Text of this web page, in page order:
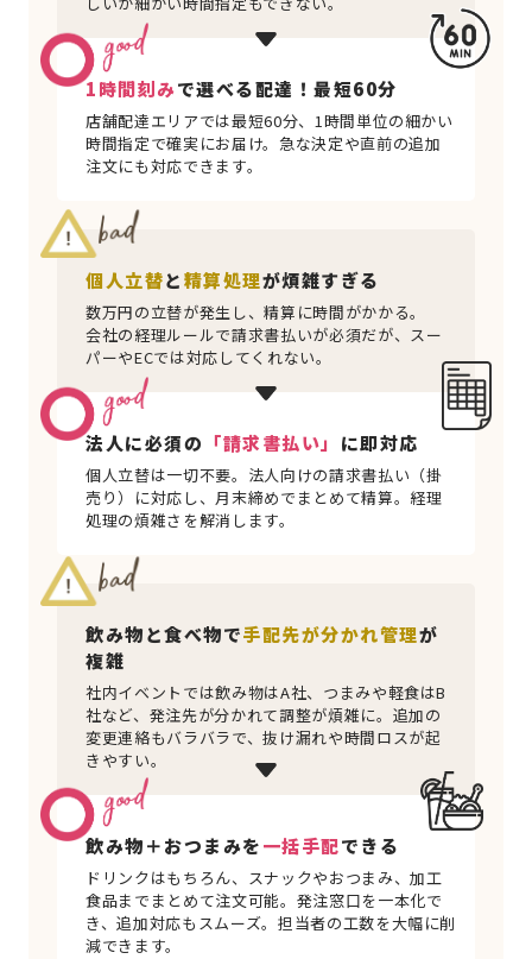
1時間刻みで選べる配達！最短60分
店舗配達エリアでは最短60分、1時間単位の細かい
時間指定で確実にお届け。急な決定や直前の追加
注文にも対応できます。
個人立替と精算処理が煩雑すぎる
数万円の立替が発生し、精算に時間がかかる。
会社の経理ルールで請求書払いが必須だが、スー
パーやECでは対応してくれない。
法人に必須の 「請求書払い」 に即対応
個人立替は一切不要。法人向けの請求書払い（掛
売り）に対応し、月末締めでまとめて精算。経理
処理の煩雑さを解消します。
飲み物と食べ物で手配先が分かれ管理が
複雑
社内イベントでは飲み物はA社、つまみや軽食はB
社など、発注先が分かれて調整が煩雑に。追加の
変更連絡もバラバラで、抜け漏れや時間ロスが起
きやすい。
飲み物＋おつまみを一括手配できる
ドリンクはもちろん、スナックやおつまみ、加工
食品までまとめて注文可能。発注窓口を一本化で
き、追加対応もスムーズ。担当者の工数を大幅に削
減できます。